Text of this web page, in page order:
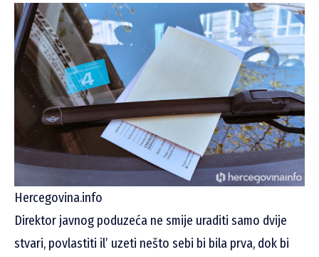
Hercegovina.info
Direktor javnog poduzeća ne smije uraditi samo dvije
stvari, povlastiti il’ uzeti nešto sebi bi bila prva, dok bi